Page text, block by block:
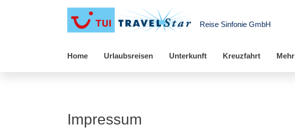
Reise Sinfonie GmbH
Home Urlaubsreisen Unterkunft Kreuzfahrt Mehr
Impressum